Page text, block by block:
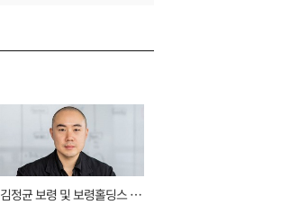
김정균 보령 및 보령홀딩스 대